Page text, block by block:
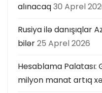
alınacaq30 Aprel
Rusiya ilə danışıqlar
bilər25 Aprel 2026
Hesablama Palatası:
milyon manat artıq